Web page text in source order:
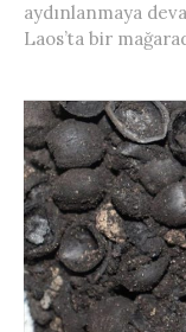
aydınlanmaya
Laos’ta bir